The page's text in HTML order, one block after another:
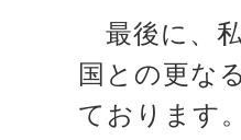
最後に、
国との更な
ております